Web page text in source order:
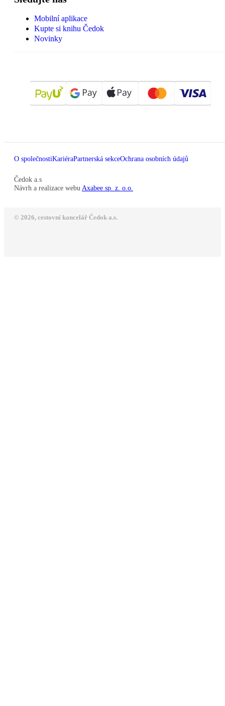
Mobilní aplikace
Kupte si knihu Čedok
Novinky
O společnostiKariéraPartnerská sekceOchrana osobních údajů
Čedok a.s
Návrh a realizace webu Axabee sp. z. o.o.
© 2026, cestovní kancelář Čedok a.s.